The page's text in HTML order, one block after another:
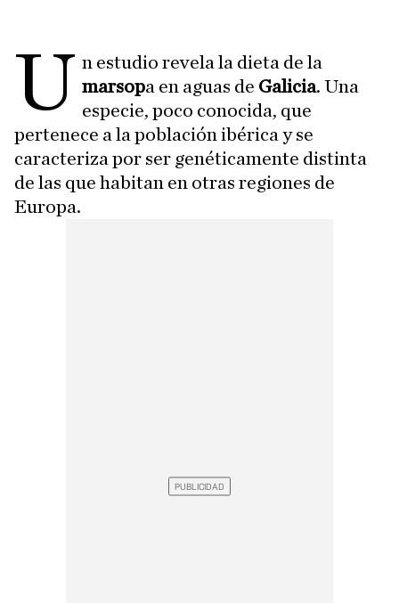
U n estudio revela la dieta de la
marsopa en aguas de Galicia. Una
especie, poco conocida, que
pertenece a la población ibérica y se
caracteriza por ser genéticamente distinta
de las que habitan en otras regiones de
Europa.